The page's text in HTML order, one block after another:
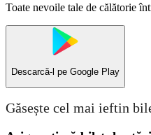
Toate nevoile tale de călătorie
Descarcă-l pe Google Play
Găsește cel mai ieftin